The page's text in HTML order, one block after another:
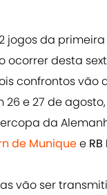
jogos da
ocorrer desta
confrontos vão
26 e 27 de
da
de Muniquee
vão ser